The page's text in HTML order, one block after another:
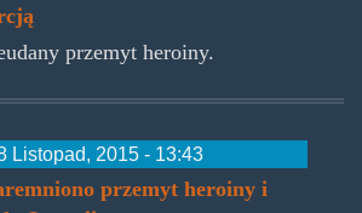
przemyt heroiny.
Listopad, 2015 - 13:43
przemyt heroiny i